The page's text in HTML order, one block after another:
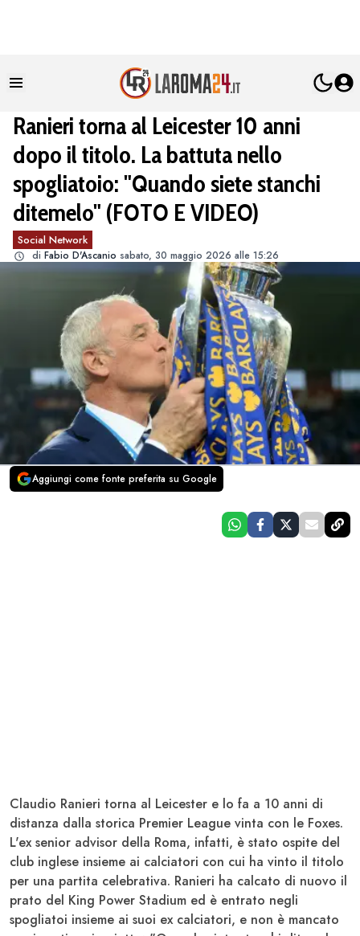
Ranieri torna al Leicester 10 anni
dopo il titolo. La battuta nello
spogliatoio: "Quando siete stanchi
ditemelo" (FOTO E VIDEO)
Social Network
di Fabio D'Ascanio sabato, 30 maggio 2026 alle 15:26
Aggiungi come fonte preferita su Google
Claudio Ranieri torna al Leicester e lo fa a 10 anni di
distanza dalla storica Premier League vinta con le Foxes.
L'ex senior advisor della Roma, infatti, è stato ospite del
club inglese insieme ai calciatori con cui ha vinto il titolo
per una partita celebrativa. Ranieri ha calcato di nuovo il
prato del King Power Stadium ed è entrato negli
spogliatoi insieme ai suoi ex calciatori, e non è mancato